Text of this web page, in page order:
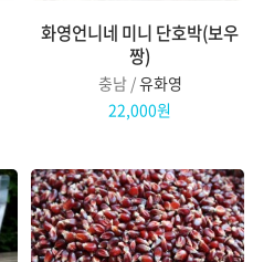
화영언니네 미니 단호박(보우
짱)
충남 /유화영
22,000원